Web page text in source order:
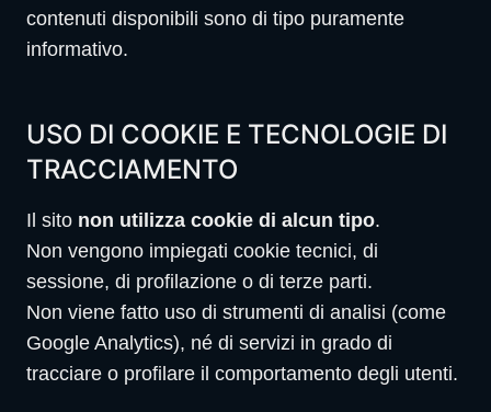
contenuti disponibili sono di tipo puramente
informativo.
USO DI COOKIE E TECNOLOGIE DI
TRACCIAMENTO
Il sito non utilizza cookie di alcun tipo.
Non vengono impiegati cookie tecnici, di
sessione, di profilazione o di terze parti.
Non viene fatto uso di strumenti di analisi (come
Google Analytics), né di servizi in grado di
tracciare o profilare il comportamento degli utenti.